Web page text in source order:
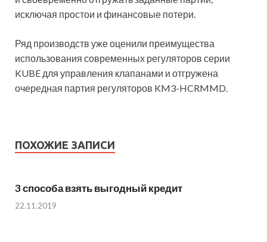
исключая простои и финансовые потери.
Ряд производств уже оценили преимущества
использования современных регуляторов серии
KUBE для управления клапанами и отгружена
очередная партия регуляторов KM3-HCRMMD.
ПОХОЖИЕ ЗАПИСИ
3 способа взять выгодный кредит
22.11.2019